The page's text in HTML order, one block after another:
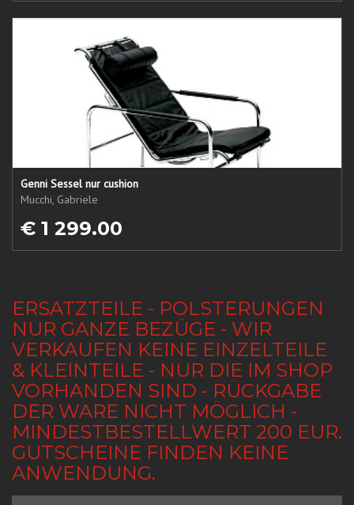
Genni Sessel nur cushion
Mucchi, Gabriele
€ 1 299.00
ERSATZTEILE - POLSTERUNGEN
NUR GANZE BEZÜGE - WIR
VERKAUFEN KEINE EINZELTEILE
& KLEINTEILE - NUR DIE IM SHOP
VORHANDEN SIND - RÜCKGABE
DER WARE NICHT MÖGLICH -
MINDESTBESTELLWERT 200 EUR.
GUTSCHEINE FINDEN KEINE
ANWENDUNG.